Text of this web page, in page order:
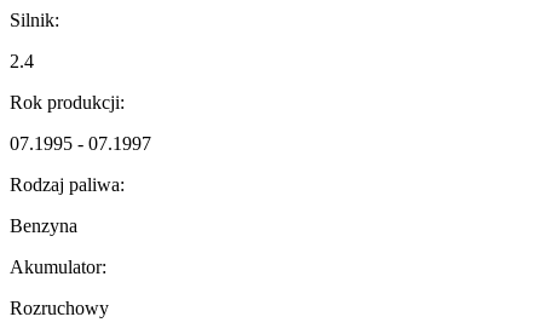
Silnik:
2.4
Rok produkcji:
07.1995 - 07.1997
Rodzaj paliwa:
Benzyna
Akumulator:
Rozruchowy